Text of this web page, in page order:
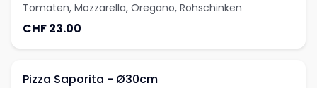
Tomaten, Mozzarella, Oregano, Rohschinken
CHF 23.00
Pizza Saporita - Ø30cm